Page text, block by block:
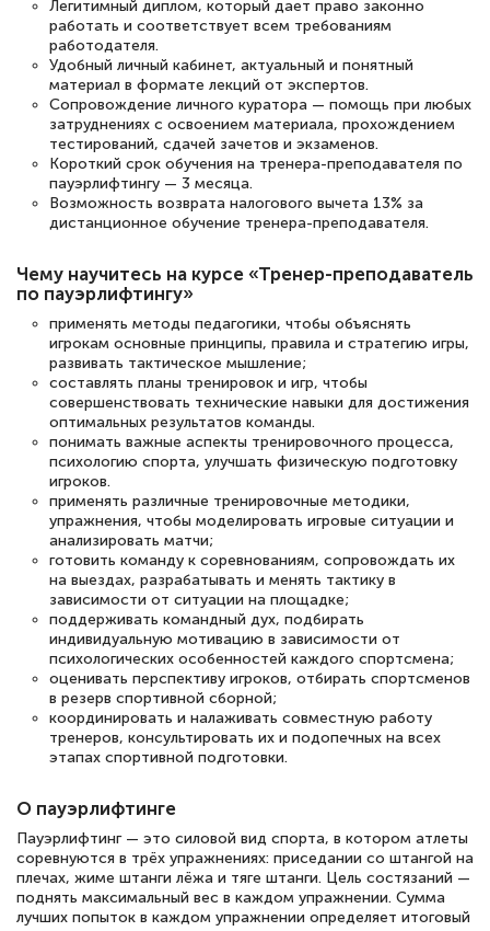
Знаток города 7 уровня
10 марта 2026
Оставила заявку на обучение онлайн, мне
быстро ответили, разъяснили все детали.
Обучение понравилось: огромное
количество тематической литературы,
пособий и учебников доступно на время
аттестации, проблем не возникло ни на
каком этапе…
Легитимный диплом, который дает право законно
работать и соответствует всем требованиям
работодателя.
Удобный личный кабинет, актуальный и понятный
материал в формате лекций от экспертов.
Сопровождение личного куратора — помощь при любых
затруднениях с освоением материала, прохождением
тестирований, сдачей зачетов и экзаменов.
Короткий срок обучения на тренера-преподавателя по
пауэрлифтингу — 3 месяца.
Возможность возврата налогового вычета 13% за
дистанционное обучение тренера-преподавателя.
Чему научитесь на курсе «Тренер-преподаватель
по пауэрлифтингу»
применять методы педагогики, чтобы объяснять
игрокам основные принципы, правила и стратегию игры,
развивать тактическое мышление;
составлять планы тренировок и игр, чтобы
совершенствовать технические навыки для достижения
оптимальных результатов команды.
понимать важные аспекты тренировочного процесса,
психологию спорта, улучшать физическую подготовку
игроков.
применять различные тренировочные методики,
упражнения, чтобы моделировать игровые ситуации и
анализировать матчи;
готовить команду к соревнованиям, сопровождать их
на выездах, разрабатывать и менять тактику в
зависимости от ситуации на площадке;
поддерживать командный дух, подбирать
индивидуальную мотивацию в зависимости от
психологических особенностей каждого спортсмена;
оценивать перспективу игроков, отбирать спортсменов
в резерв спортивной сборной;
координировать и налаживать совместную работу
тренеров, консультировать их и подопечных на всех
этапах спортивной подготовки.
О пауэрлифтинге
Пауэрлифтинг — это силовой вид спорта, в котором атлеты
соревнуются в трёх упражнениях: приседании со штангой на
плечах, жиме штанги лёжа и тяге штанги. Цель состязаний —
поднять максимальный вес в каждом упражнении. Сумма
лучших попыток в каждом упражнении определяет итоговый